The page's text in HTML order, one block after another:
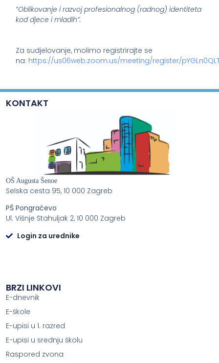
“Oblikovanje i razvoj profesionalnog (radnog) identiteta
kod djece i mladih”.
Za sudjelovanje, molimo registrirajte se
na: https://us06web.zoom.us/meeting/register/
KONTAKT
OŠ Augusta Šenoe
Selska cesta 95, 10 000 Zagreb
PŠ Pongračevo
Ul. Višnje Stahuljak 2, 10 000 Zagreb
Login za urednike
BRZI LINKOVI
E-dnevnik
E-škole
E-upisi u 1. razred
E-upisi u srednju školu
Raspored zvona